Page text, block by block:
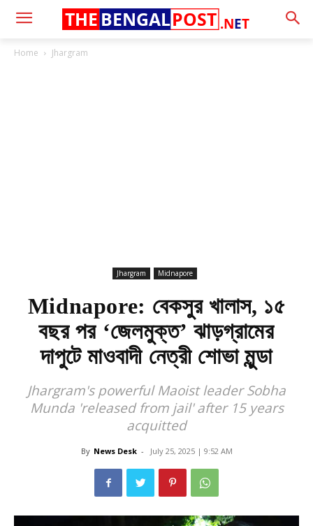
.NET
THE BENGALPOST
Home Jhargram
Jhargram Midnapore
Midnapore: বেকসুর খালাস, ১৫
বছর পর ‘জেলমুক্ত’ ঝাড়গ্রামের
দাপুটে মাওবাদী নেত্রী শোভা মুন্ডা
Jhargram's powerful Maoist leader Sobha
Munda 'released from jail' after 15 years
acquitted
By News Desk - July 25, 2025 | 9:52 AM